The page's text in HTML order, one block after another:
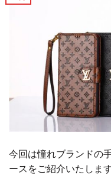
今回は憧れブランドの
ースをご紹介いたしま